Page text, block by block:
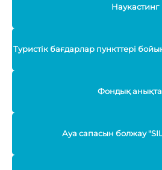
Наукастинг
Туристік бағдарлар пункттері
Фондық
Ауа сапасын болжау